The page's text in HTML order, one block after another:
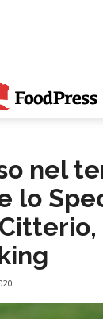
nel
lo